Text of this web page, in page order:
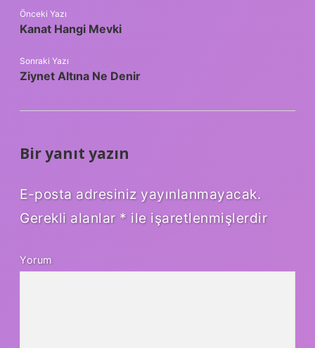
Önceki Yazı
Kanat Hangi Mevki
Sonraki Yazı
Ziynet Altına Ne Denir
Bir yanıt yazın
E-posta adresiniz yayınlanmayacak.
Gerekli alanlar * ile işaretlenmişlerdir
Yorum